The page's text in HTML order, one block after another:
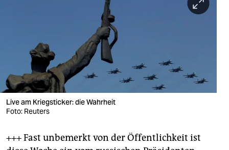
verlag
verlag
veranstaltungen
fragen & hilfe
Live am Kriegsticker: die Wahrheit
Foto: Reuters
+++ Fast unbemerkt von der Öffentlichkeit ist